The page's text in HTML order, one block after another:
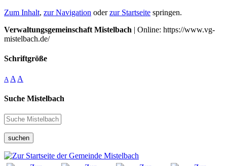
Zum Inhalt, zur Navigation oderzur Startseite springen.
Verwaltungsgemeinschaft Mistelbach | Online: https://www.vg-
mistelbach.de/
Schriftgröße
A A A
Suche Mistelbach
suchen